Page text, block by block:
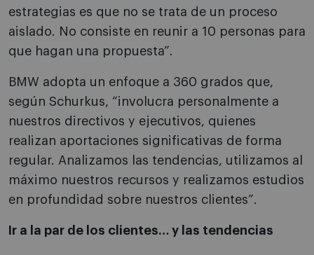
estrategias es que no se trata de un proceso
aislado. No consiste en reunir a 10 personas para
que hagan una propuesta”.
BMW adopta un enfoque a 360 grados que,
según Schurkus, “involucra personalmente a
nuestros directivos y ejecutivos, quienes
realizan aportaciones significativas de forma
regular. Analizamos las tendencias, utilizamos al
máximo nuestros recursos y realizamos estudios
en profundidad sobre nuestros clientes”.
Ir a la par de los clientes… y las tendencias